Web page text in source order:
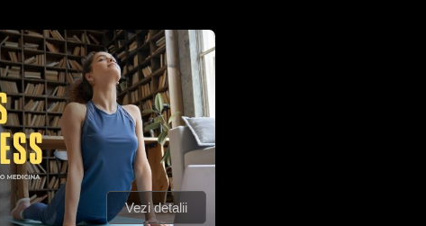
Vezi detalii